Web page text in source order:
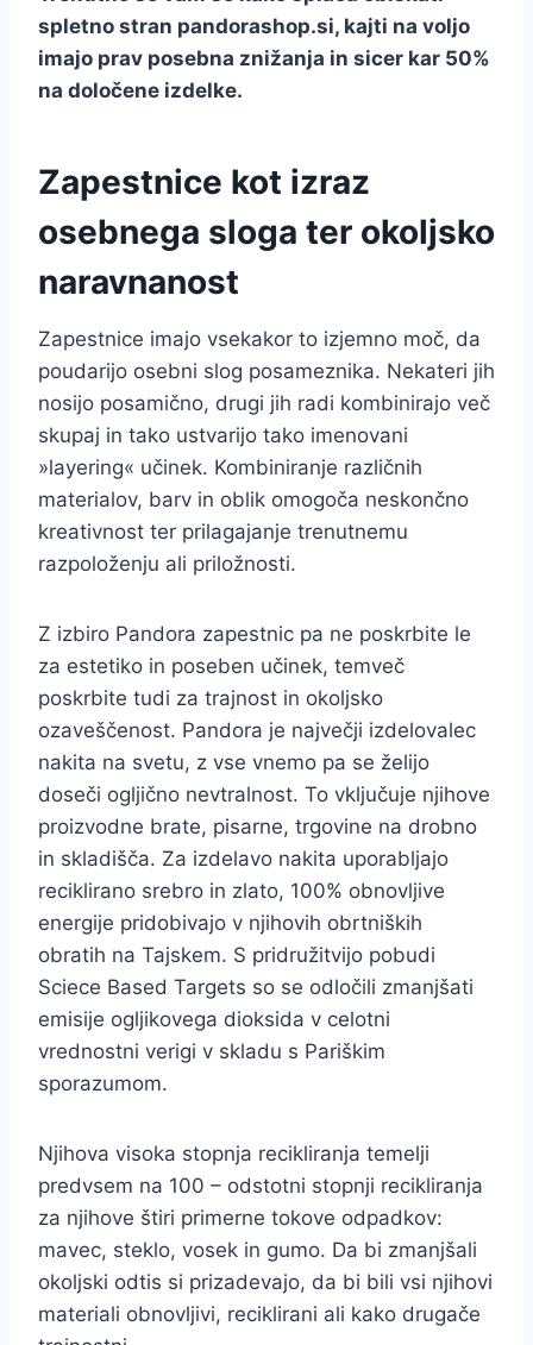
spletno stran pandorashop.si, kajti na voljo
imajo prav posebna znižanja in sicer kar 50%
na določene izdelke.
Zapestnice kot izraz
osebnega sloga ter okoljsko
naravnanost
Zapestnice imajo vsekakor to izjemno moč, da
poudarijo osebni slog posameznika. Nekateri jih
nosijo posamično, drugi jih radi kombinirajo več
skupaj in tako ustvarijo tako imenovani
»layering« učinek. Kombiniranje različnih
materialov, barv in oblik omogoča neskončno
kreativnost ter prilagajanje trenutnemu
razpoloženju ali priložnosti.
Z izbiro Pandora zapestnic pa ne poskrbite le
za estetiko in poseben učinek, temveč
poskrbite tudi za trajnost in okoljsko
ozaveščenost. Pandora je največji izdelovalec
nakita na svetu, z vse vnemo pa se želijo
doseči ogljično nevtralnost. To vključuje njihove
proizvodne brate, pisarne, trgovine na drobno
in skladišča. Za izdelavo nakita uporabljajo
reciklirano srebro in zlato, 100% obnovljive
energije pridobivajo v njihovih obrtniških
obratih na Tajskem. S pridružitvijo pobudi
Sciece Based Targets so se odločili zmanjšati
emisije ogljikovega dioksida v celotni
vrednostni verigi v skladu s Pariškim
sporazumom.
Njihova visoka stopnja recikliranja temelji
predvsem na 100 – odstotni stopnji recikliranja
za njihove štiri primerne tokove odpadkov:
mavec, steklo, vosek in gumo. Da bi zmanjšali
okoljski odtis si prizadevajo, da bi bili vsi njihovi
materiali obnovljivi, reciklirani ali kako drugače